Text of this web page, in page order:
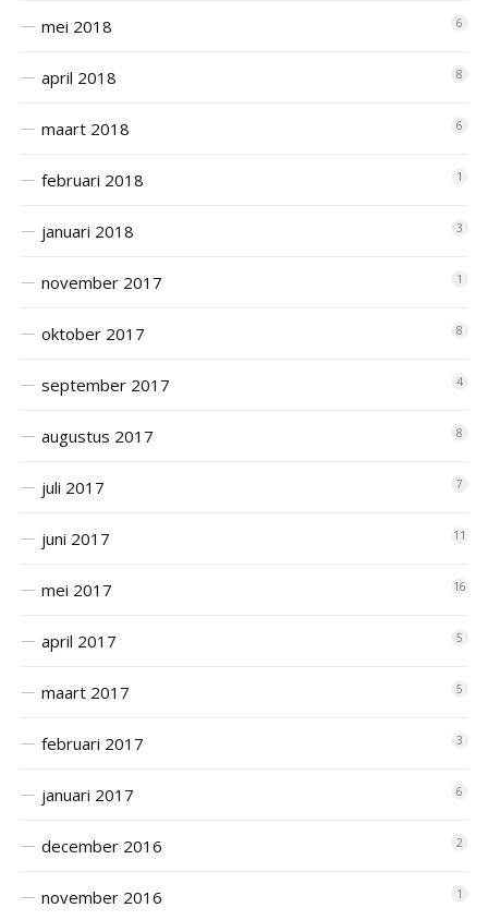
mei 2018 6
april 2018 8
maart 2018 6
februari 2018 1
januari 2018 3
november 2017 1
oktober 2017 8
september 2017 4
augustus 2017 8
juli 2017 7
juni 2017 11
mei 2017 16
april 2017 5
maart 2017 5
februari 2017 3
januari 2017 6
december 2016 2
november 2016 1